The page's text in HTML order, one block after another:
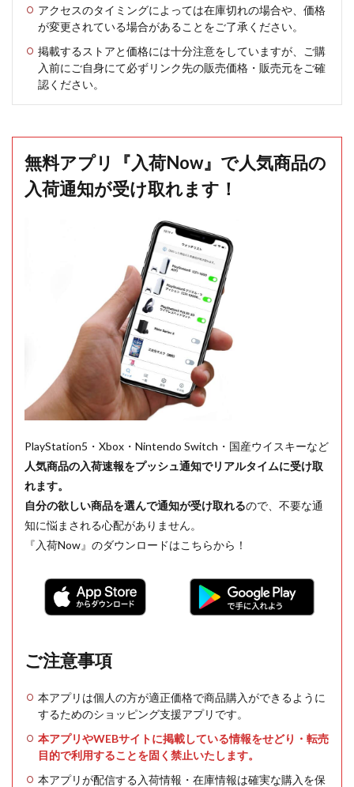
アクセスのタイミングによっては在庫切れの場合や、価格
が変更されている場合があることをご了承ください。
掲載するストアと価格には十分注意をしていますが、ご購
入前にご自身にて必ずリンク先の販売価格・販売元をご確
認ください。
無料アプリ『入荷Now』で人気商品の
入荷通知が受け取れます！
PlayStation5・Xbox・Nintendo Switch・国産ウイスキーなど
人気商品の入荷速報をプッシュ通知でリアルタイムに受け取
れます。
自分の欲しい商品を選んで通知が受け取れるので、不要な通
知に悩まされる心配がありません。
『入荷Now』のダウンロードはこちらから！
ご注意事項
本アプリは個人の方が適正価格で商品購入ができるように
するためのショッピング支援アプリです。
本アプリやWEBサイトに掲載している情報をせどり・転売
目的で利用することを固く禁止いたします。
本アプリが配信する入荷情報・在庫情報は確実な購入を保